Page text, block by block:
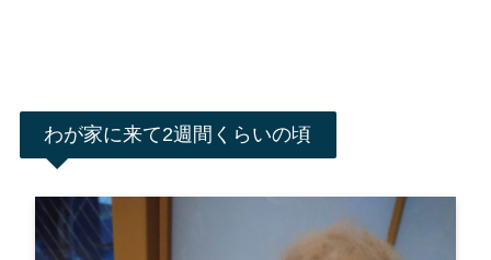
わが家に来て2週間くらいの頃